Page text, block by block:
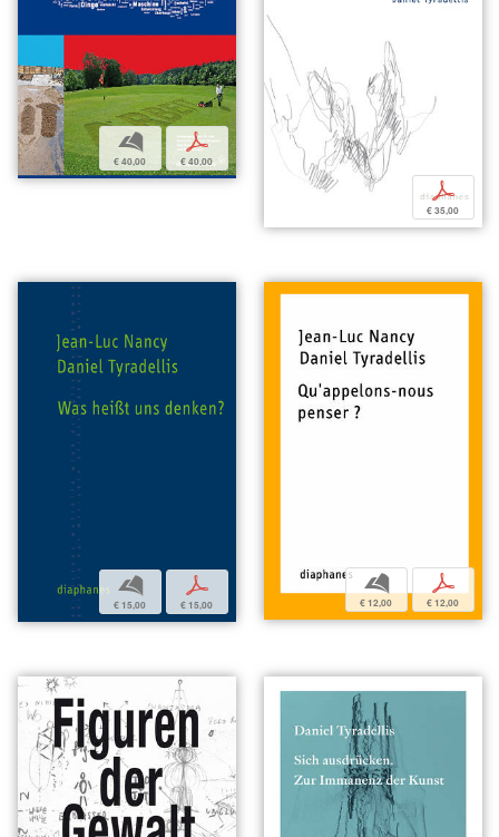
b
€ 40,00
p
€ 40,00
p
€ 35,00
b
€ 15,00
p
€ 15,00
b
€ 12,00
p
€ 12,00